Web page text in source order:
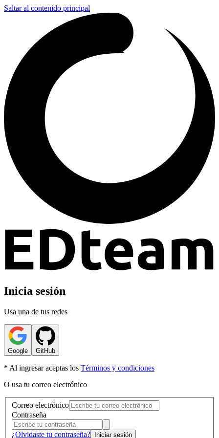
Saltar al contenido principal
Inicia sesión
Usa una de tus redes
Google GitHub
* Al ingresar aceptas los Términos y condiciones
O usa tu correo electrónico
Correo electrónico
Contraseña
¿Olvidaste tu contraseña? Iniciar sesión